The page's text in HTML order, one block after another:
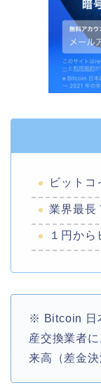
ビット
業界最長
１円か
※ Bitcoin 日
産交換業者
来高（差金決